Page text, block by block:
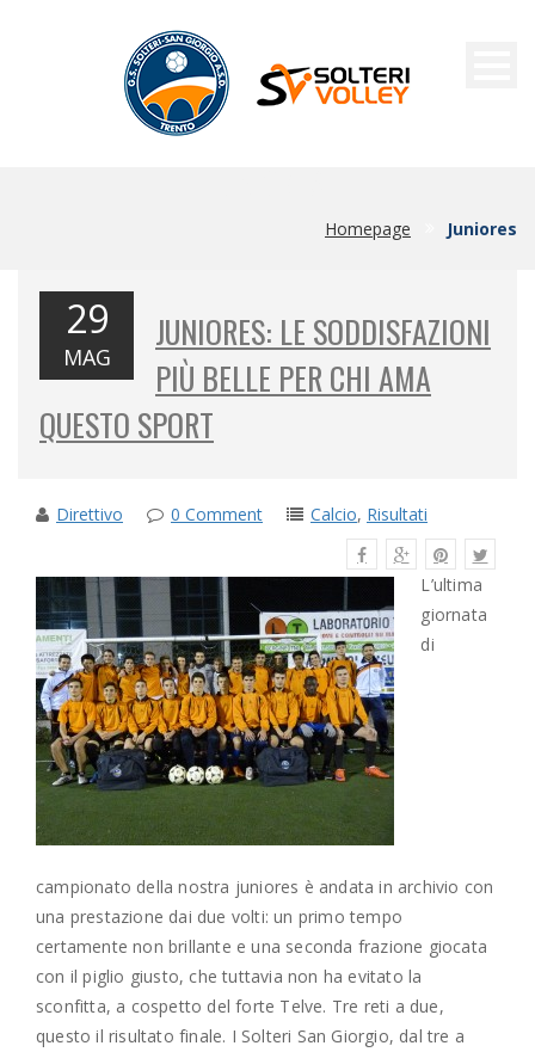
Homepage Juniores
29
MAG
JUNIORES: LE SODDISFAZIONI
PIÙ BELLE PER CHI AMA
QUESTO SPORT
Direttivo 0 Comment Calcio, Risultati
L’ultima
giornata
di
campionato della nostra juniores è andata in archivio con
una prestazione dai due volti: un primo tempo
certamente non brillante e una seconda frazione giocata
con il piglio giusto, che tuttavia non ha evitato la
sconfitta, a cospetto del forte Telve. Tre reti a due,
questo il risultato finale. I Solteri San Giorgio, dal tre a